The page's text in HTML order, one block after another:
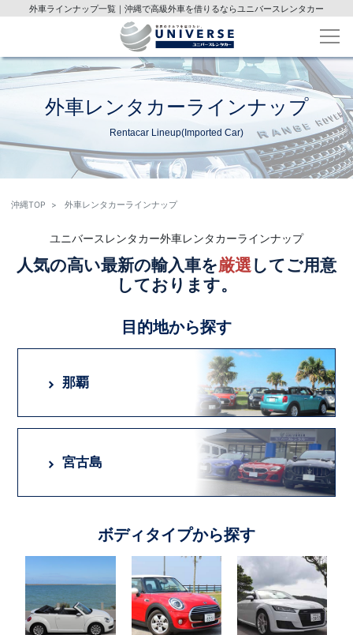
外車ラインナップ一覧｜沖縄で高級外車を借りるならユニバースレンタカー
外車レンタカーラインナップ
Rentacar Lineup(Imported Car)
沖縄TOP 外車レンタカーラインナップ
ユニバースレンタカー外車レンタカーラインナップ
人気の高い最新の輸入車を厳選してご用意
しております。
目的地から探す
那覇
宮古島
ボディタイプから探す